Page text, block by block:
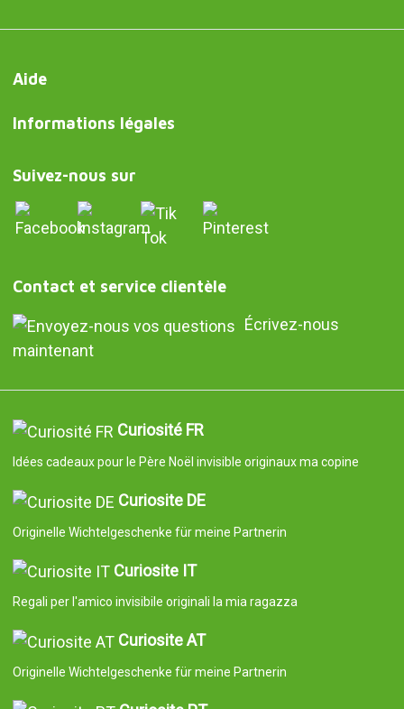
Aide
Informations légales
Suivez-nous sur
Contact et service clientèle
Écrivez-nous
maintenant
Curiosité FR
Idées cadeaux pour le Père Noël invisible originaux ma copine
Curiosite DE
Originelle Wichtelgeschenke für meine Partnerin
Curiosite IT
Regali per l'amico invisibile originali la mia ragazza
Curiosite AT
Originelle Wichtelgeschenke für meine Partnerin